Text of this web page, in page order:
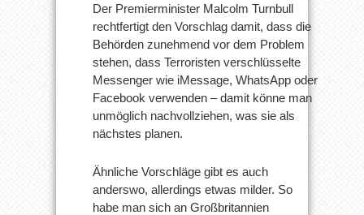
Der Premierminister Malcolm Turnbull
rechtfertigt den Vorschlag damit, dass die
Behörden zunehmend vor dem Problem
stehen, dass Terroristen verschlüsselte
Messenger wie iMessage, WhatsApp oder
Facebook verwenden – damit könne man
unmöglich nachvollziehen, was sie als
nächstes planen.
Ähnliche Vorschläge gibt es auch
anderswo, allerdings etwas milder. So
habe man sich an Großbritannien